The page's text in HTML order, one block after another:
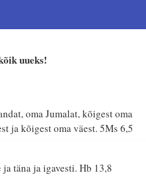
uueks!
oma Jumalat, kõigest oma
ja kõigest oma väest.5Ms 6,5
ja täna ja igavesti.Hb 13,8